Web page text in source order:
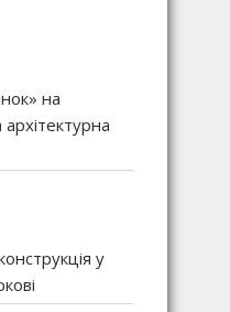
на
у